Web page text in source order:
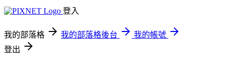
登入
我的部落格 我的部落格後台
我的帳號
登出